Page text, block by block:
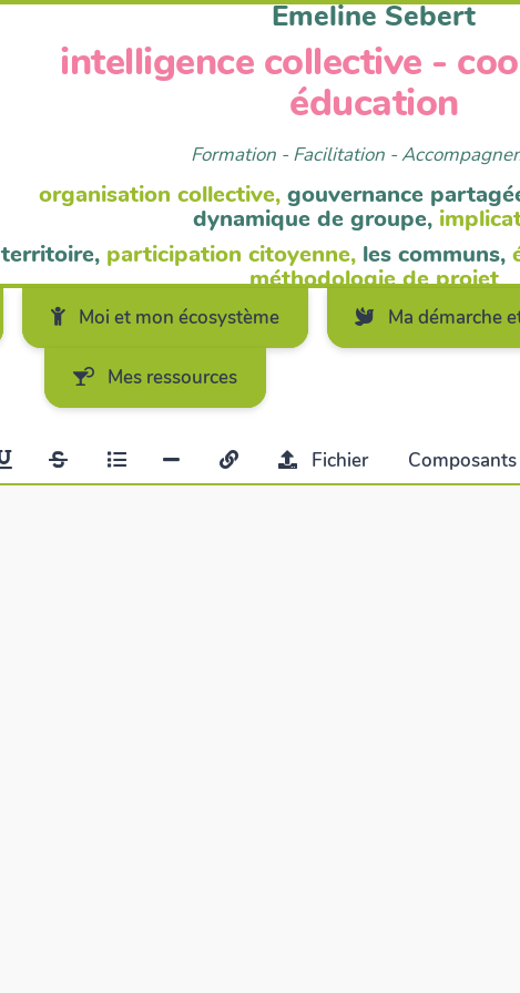
Moi et mon écosystème Ma démarche
Mes ressources
Emeline Sebert
intelligence collective -
éducation
Formation - Facilitation -
organisation collective, gouvernance
dynamique de groupe,
territoire, participation citoyenne, les communs,
méthodologie de projet
Fichier Composants